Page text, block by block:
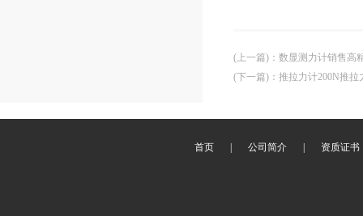
(上一篇) ： 数显测力计销售高
(下一篇) ： 推拉力计200N推拉
首页 公司简介 资质证书